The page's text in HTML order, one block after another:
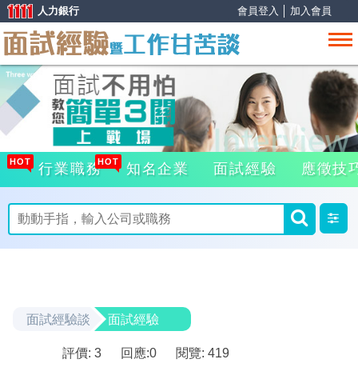
會員登入 加入會員
人力銀行
HOT 行業職務HOT 知名企業 面試經驗 應徵技
面試經驗談 面試經驗
評價: 3 回應:0 閱覽: 419